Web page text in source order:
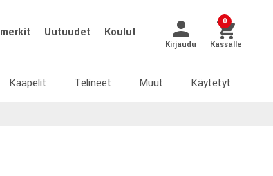
Uutuudet Koulut
Kirjaudu
0
Kassalle
Kaapelit Telineet Muut Käytetyt